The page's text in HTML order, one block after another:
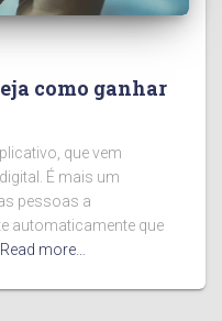
como ganhar
que vem
É mais um
pessoas a
automaticamente que
Read more…